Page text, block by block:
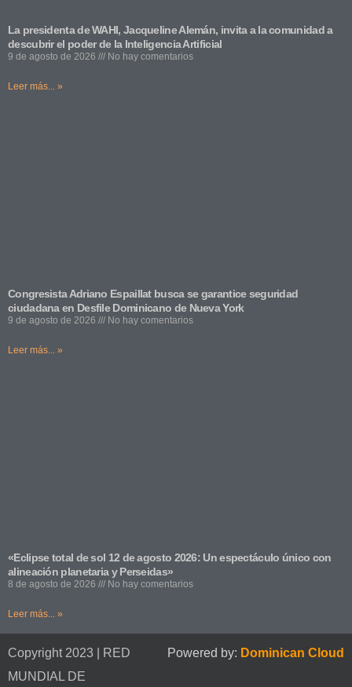
La presidenta de WAHI, Jacqueline Alemán, invita a la comunidad a
descubrir el poder de la Inteligencia Artificial
9 de agosto de 2026 No hay comentarios
Leer más... »
Congresista Adriano Espaillat busca se garantice seguridad
ciudadana en Desfile Dominicano de Nueva York
9 de agosto de 2026 No hay comentarios
Leer más... »
«Eclipse total de sol 12 de agosto 2026: Un espectáculo único con
alineación planetaria y Perseidas»
8 de agosto de 2026 No hay comentarios
Leer más... »
Copyright 2023 | RED
MUNDIAL DE
Powered by: Dominican Cloud